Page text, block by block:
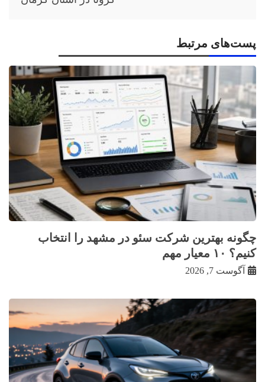
پست‌های مرتبط
چگونه بهترین شرکت سئو در مشهد را انتخاب
کنیم؟ ۱۰ معیار مهم
آگوست 7, 2026